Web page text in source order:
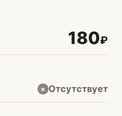
180₽
× Отсутствует